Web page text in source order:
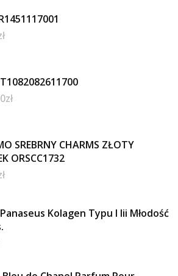
zł
SREBRNY CHARMS ZŁOTY
ORSCC1732
Kolagen Typu I Iii Młodość